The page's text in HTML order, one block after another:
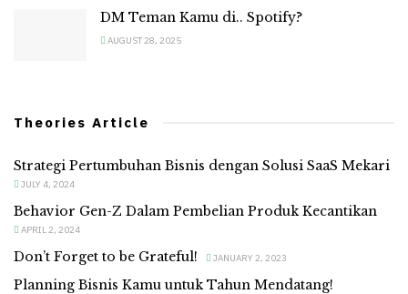
DM Teman Kamu di.. Spotify?
AUGUST 28, 2025
Theories Article
Strategi Pertumbuhan Bisnis dengan Solusi SaaS Mekari
JULY 4, 2024
Behavior Gen-Z Dalam Pembelian Produk Kecantikan
APRIL 2, 2024
Don’t Forget to be Grateful! JANUARY 2, 2023
Planning Bisnis Kamu untuk Tahun Mendatang!